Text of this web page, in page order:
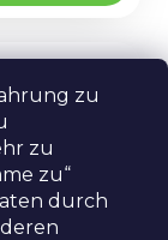
zu
zu
zu“
durch
Sie bis zu 2
anschließen.
Projektoren.